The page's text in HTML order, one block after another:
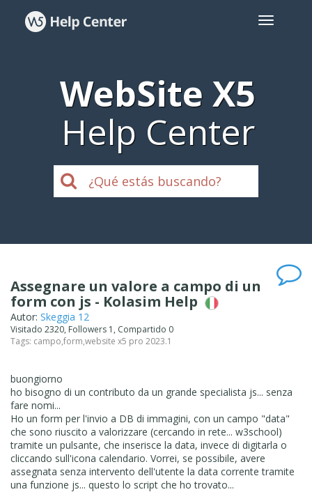
WebSite X5
Help Center
Assegnare un valore a campo di un
form con js - Kolasim Help
Autor: Skeggia 12
Visitado 2320, Followers 1, Compartido 0
Tags: campo,form,website x5 pro 2023.1
buongiorno
ho bisogno di un contributo da un grande specialista js... senza
fare nomi...
Ho un form per l'invio a DB di immagini, con un campo "data"
che sono riuscito a valorizzare (cercando in rete... w3school)
tramite un pulsante, che inserisce la data, invece di digitarla o
cliccando sull'icona calendario. Vorrei, se possibile, avere
assegnata senza intervento dell'utente la data corrente tramite
una funzione js... questo lo script che ho trovato...